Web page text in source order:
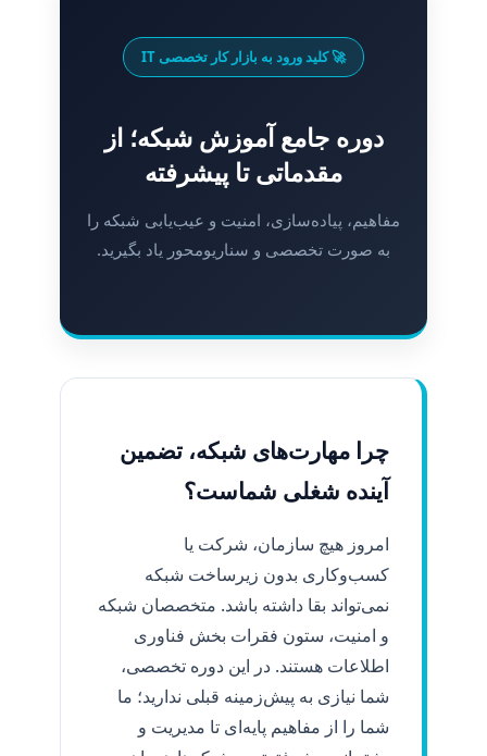
🚀 کلید ورود به بازار کار تخصصی IT
دوره جامع آموزش شبکه؛ از
مقدماتی تا پیشرفته
مفاهیم، پیاده‌سازی، امنیت و عیب‌یابی شبکه را
به صورت تخصصی و سناریومحور یاد بگیرید.
چرا مهارت‌های شبکه، تضمین
آینده شغلی شماست؟
امروز هیچ سازمان، شرکت یا
کسب‌وکاری بدون زیرساخت شبکه
نمی‌تواند بقا داشته باشد. متخصصان شبکه
و امنیت، ستون فقرات بخش فناوری
اطلاعات هستند. در این دوره تخصصی،
شما نیازی به پیش‌زمینه قبلی ندارید؛ ما
شما را از مفاهیم پایه‌ای تا مدیریت و